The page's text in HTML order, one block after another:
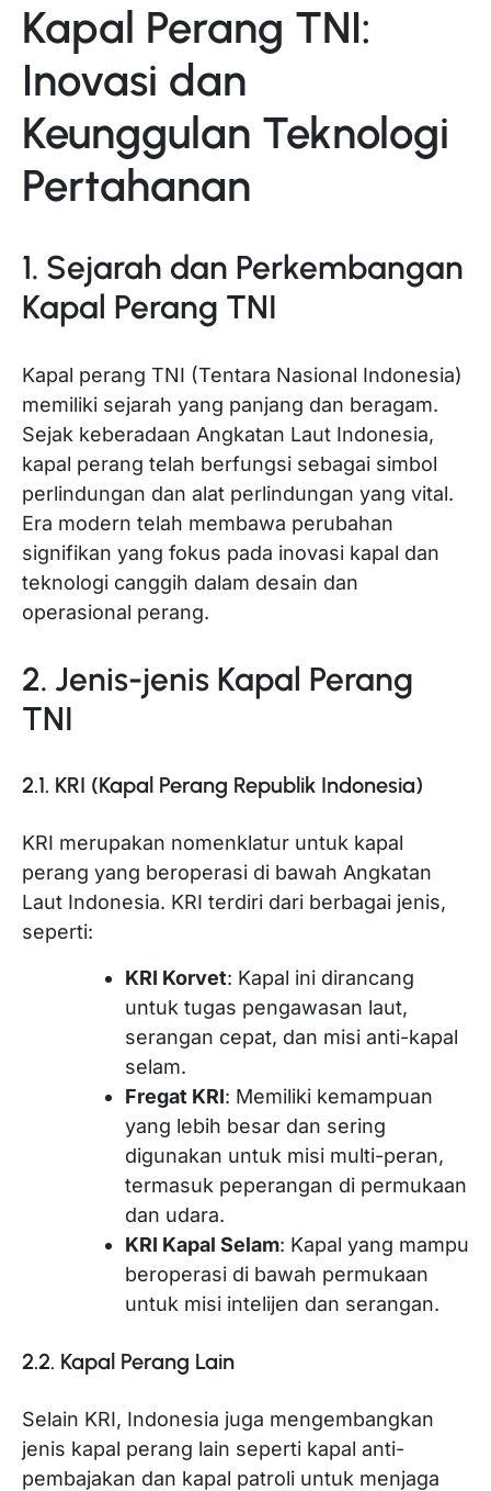
Kapal Perang TNI:
Inovasi dan
Keunggulan Teknologi
Pertahanan
1. Sejarah dan Perkembangan
Kapal Perang TNI
Kapal perang TNI (Tentara Nasional Indonesia)
memiliki sejarah yang panjang dan beragam.
Sejak keberadaan Angkatan Laut Indonesia,
kapal perang telah berfungsi sebagai simbol
perlindungan dan alat perlindungan yang vital.
Era modern telah membawa perubahan
signifikan yang fokus pada inovasi kapal dan
teknologi canggih dalam desain dan
operasional perang.
2. Jenis-jenis Kapal Perang
TNI
2.1. KRI (Kapal Perang Republik Indonesia)
KRI merupakan nomenklatur untuk kapal
perang yang beroperasi di bawah Angkatan
Laut Indonesia. KRI terdiri dari berbagai jenis,
seperti:
KRI Korvet: Kapal ini dirancang
untuk tugas pengawasan laut,
serangan cepat, dan misi anti-kapal
selam.
Fregat KRI: Memiliki kemampuan
yang lebih besar dan sering
digunakan untuk misi multi-peran,
termasuk peperangan di permukaan
dan udara.
KRI Kapal Selam: Kapal yang mampu
beroperasi di bawah permukaan
untuk misi intelijen dan serangan.
2.2. Kapal Perang Lain
Selain KRI, Indonesia juga mengembangkan
jenis kapal perang lain seperti kapal anti-
pembajakan dan kapal patroli untuk menjaga